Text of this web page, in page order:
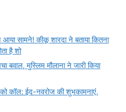
सामने! कीकू शारदा ने बताया कितना
है शो
बवाल, मुस्लिम मौलाना ने जारी किया
को कॉल: ईद-नवरोज की शुभकामनाएं,